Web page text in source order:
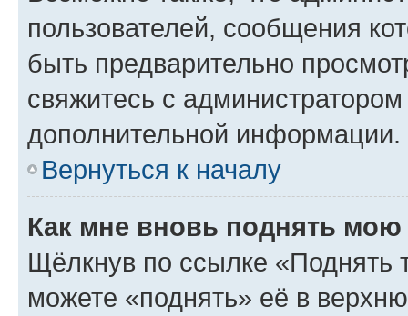
пользователей, сообщения
быть предварительно
свяжитесь с
дополнительной информации.
Вернуться к началу
Как мне вновь поднять мою
Щёлкнув по ссылке «Поднять
можете «поднять» её в